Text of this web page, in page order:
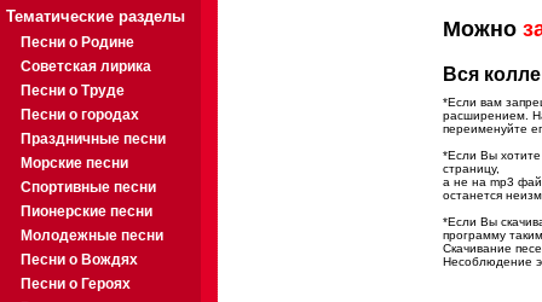
Тематические разделы
Песни о Родине
Советская лирика
Песни о Труде
Песни о городах
Праздничные песни
Морские песни
Спортивные песни
Пионерские песни
Молодежные песни
Песни о Вождях
Песни о Героях
Можно
Вся
*Если вам
расширением.
переименуйте
*Если Вы
страницу,
а не на mp3
останется
*Если Вы
программу
Скачивание
Несоблюдение